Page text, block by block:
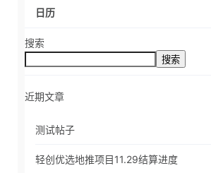
日历
搜索
搜索
近期文章
测试帖子
轻创优选地推项目11.29结算进度